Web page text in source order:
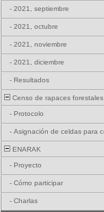
- 2021, septiembre
- 2021, octubre
- 2021, noviembre
- 2021, diciembre
- Resultados
Censo de rapaces
- Protocolo
- Asignación de celdas para
ENARAK
- Proyecto
- Cómo participar
- Charlas